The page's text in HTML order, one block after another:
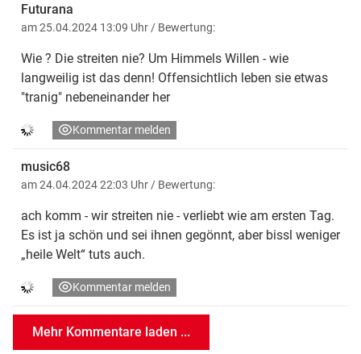
Futurana
am 25.04.2024 13:09 Uhr/ Bewertung:
Wie ? Die streiten nie? Um Himmels Willen - wie
langweilig ist das denn! Offensichtlich leben sie etwas
"tranig" nebeneinander her
Kommentar melden
music68
am 24.04.2024 22:03 Uhr/ Bewertung:
ach komm - wir streiten nie - verliebt wie am ersten Tag.
Es ist ja schön und sei ihnen gegönnt, aber bissl weniger
„heile Welt“ tuts auch.
Kommentar melden
Mehr Kommentare laden ...